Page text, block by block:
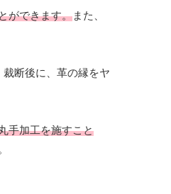
ができます。また、
裁断後に、革の縁をヤ
手加工を施すこと